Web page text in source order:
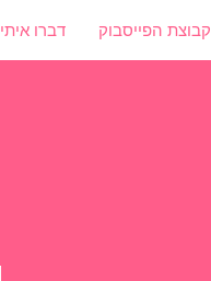
דברו איתי קבוצת הפייסבוק